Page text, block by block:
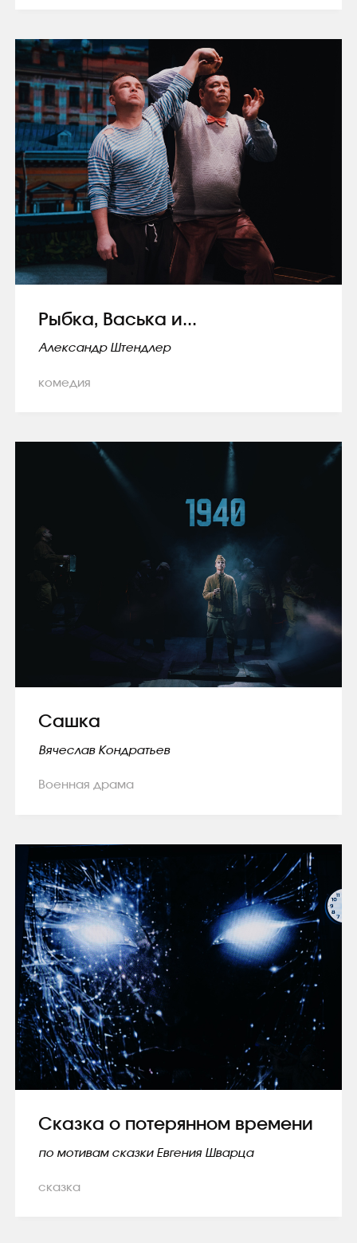
Рыбка, Васька и...
Александр Штендлер
комедия
Сашка
Вячеслав Кондратьев
Военная драма
Сказка о потерянном времени
по мотивам сказки Евгения Шварца
сказка